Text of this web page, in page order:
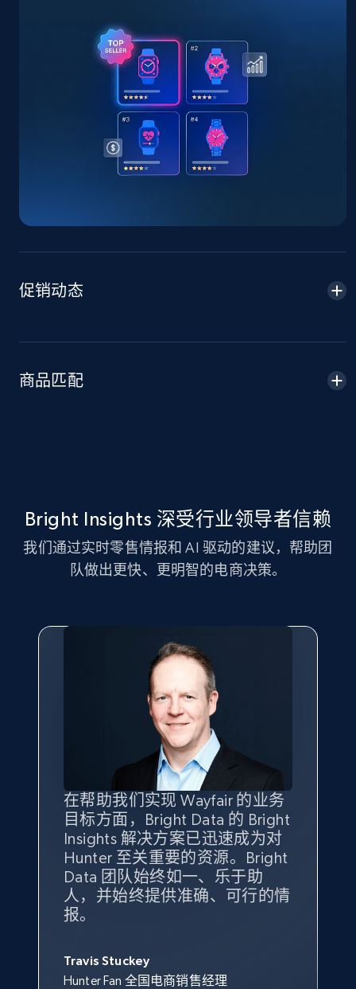
by keywords search
URL, Title, Available, Description, Currency, Initial
price, Final price, Discount percent, and more.
667+ 立即开始
price, Final price, Discount percent, and more.
Seller id, URL, Seller name, Description, Detailed
info, Stars, Feedbacks, Return policy, and more.
eBay
URL, Product id, Title, Seller name, Seller rating,
Seller reviews, Breadcrumbs, Root category, and
more.
eBay - Gather data on products using
specified keywords
URL, Product id, Title, Seller name, Seller rating,
Seller reviews, Breadcrumbs, Root category, and
2.5K+ 359+ 立即开始
eBay - Collect products from shops on eBay
URL, Product id, Title, Seller name, Seller rating,
more.
促销动态
商品匹配
Bright Insights 深受行业领导者信赖
我们通过实时零售情报和 AI 驱动的建议，帮助团
队做出更快、更明智的电商决策。
在帮助我们实现 Wayfair 的业务
目标方面，Bright Data 的 Bright
Insights 解决方案已迅速成为对
Hunter 至关重要的资源。Bright
Data 团队始终如一、乐于助
人，并始终提供准确、可行的情
报。
Travis Stuckey
Hunter Fan 全国电商销售经理
Bright Insights 的数据极大地支
持了我们公司的目标。每个产品
类别的市场份额帮助我们以主要
竞争对手为基准，而供应商的销
售情况则从战术上帮助我们的营
销团队扩大产品种类。
Overstock 的客户战略与洞察总监
我们之所以选择 Bright
Insights，是因为它能够跟踪销
售情况，并绘制对我们业务至关
重要的竞争产品类别图。
Yael Fridman
Keter 的市场总监
借助 Bright Data 的解决方案，
我们获得了对市场领域、产品、
竞争格局以及消费者行为趋势的
独特且全面的洞察。
Beverly Taylor
Kingston Brass, Inc. 商品规划总监